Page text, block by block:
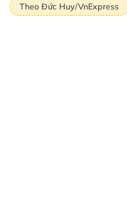
Theo Đức Huy/VnExpress